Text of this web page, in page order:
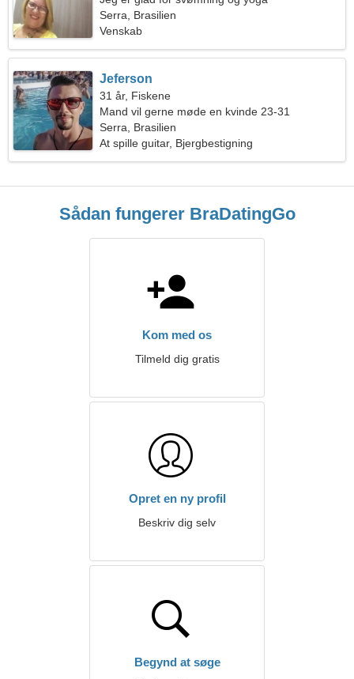
Serra, Brasilien
Venskab
Jeferson
31 år, Fiskene
Mand vil gerne møde en kvinde 23-31
Serra, Brasilien
At spille guitar, Bjergbestigning
Sådan fungerer BraDatingGo
Kom med os
Tilmeld dig gratis
Opret en ny profil
Beskriv dig selv
Begynd at søge